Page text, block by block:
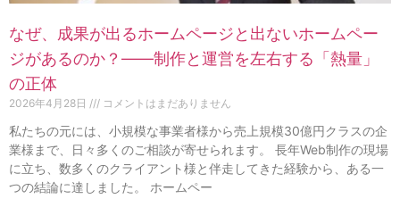
なぜ、成果が出るホームページと出ないホームペー
ジがあるのか？——制作と運営を左右する「熱量」
の正体
2026年4月28日 コメントはまだありません
私たちの元には、小規模な事業者様から売上規模30億円クラスの企
業様まで、日々多くのご相談が寄せられます。 長年Web制作の現場
に立ち、数多くのクライアント様と伴走してきた経験から、ある一
つの結論に達しました。 ホームペー